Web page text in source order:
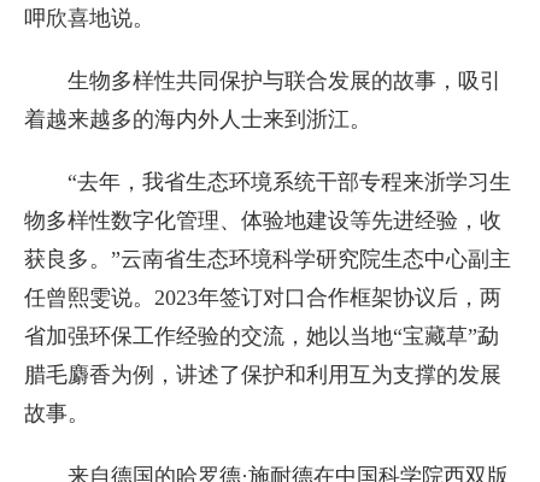
呷欣喜地说。
生物多样性共同保护与联合发展的故事，吸引
着越来越多的海内外人士来到浙江。
“去年，我省生态环境系统干部专程来浙学习生
物多样性数字化管理、体验地建设等先进经验，收
获良多。”云南省生态环境科学研究院生态中心副主
任曾熙雯说。2023年签订对口合作框架协议后，两
省加强环保工作经验的交流，她以当地“宝藏草”勐
腊毛麝香为例，讲述了保护和利用互为支撑的发展
故事。
来自德国的哈罗德·施耐德在中国科学院西双版